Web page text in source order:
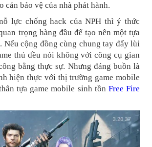
cản bảo vệ của nhà phát hành.
lực chống hack của NPH thì ý thức
trọng hàng đầu để tạo nên một tựa
Nếu cộng đồng cùng chung tay đẩy lùi
thủ đều nói không với công cụ gian
bằng thực sự. Nhưng đáng buồn là
hiện thực với thị trường game mobile
tựa game mobile sinh tồn Free Fire